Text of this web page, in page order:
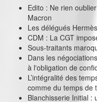
Edito : Ne rien
Macron
Les délégués
CDM : La CGT
Sous-traitants
Dans les
à l'obligation de
L’intégralité des
comme du temps de
Blanchisserie Initial :